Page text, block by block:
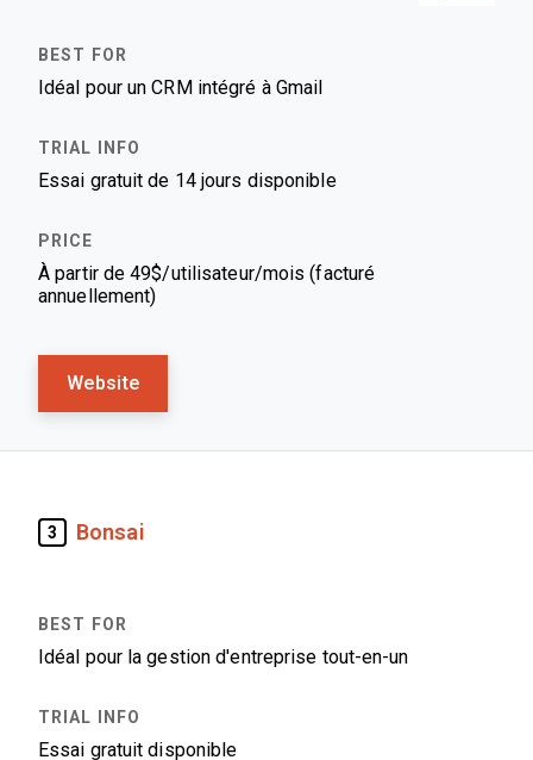
Idéal pour un CRM intégré à Gmail
Essai gratuit de 14 jours disponible
À partir de 49$/utilisateur/mois (facturé
annuellement)
Website
3 Bonsai
Idéal pour la gestion d'entreprise tout-en-un
Essai gratuit disponible